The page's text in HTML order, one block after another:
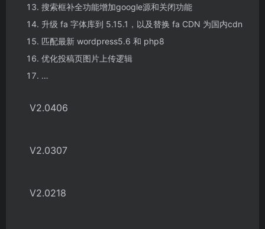
搜索框补全功能增加google源和关闭功能
升级 fa 字体库到 5.15.1，以及替换 fa CDN 为国内cdn
匹配最新 wordpress5.6 和 php8
优化投稿页图片上传逻辑
…
V2.0406
V2.0307
V2.0218